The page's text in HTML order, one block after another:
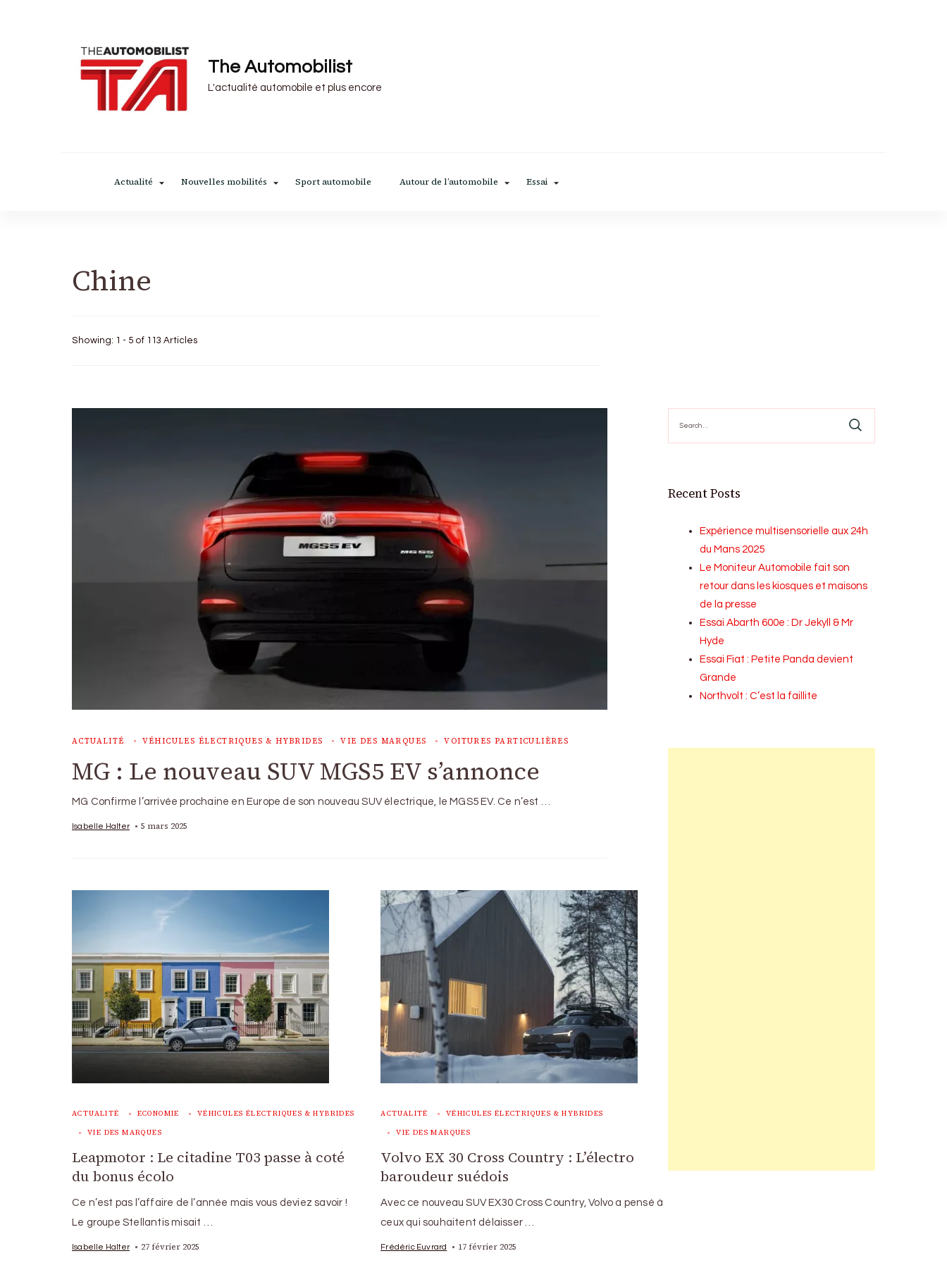
The Automobilist
L'actualité automobile et plus encore
Actualité Nouvelles mobilités Sport automobile Autour de l’automobile Essai
Chine
Showing: 1 - 5 of 113 Articles
ACTUALITÉ VÉHICULES ÉLECTRIQUES & HYBRIDES VIE DES MARQUES VOITURES PARTICULIÈRES
MG : Le nouveau SUV MGS5 EV s’annonce
MG Confirme l’arrivée prochaine en Europe de son nouveau SUV électrique, le MGS5 EV. Ce n’est …
Isabelle Halter 5 mars 2025
ACTUALITÉ ECONOMIE VÉHICULES ÉLECTRIQUES & HYBRIDES
VIE DES MARQUES
Leapmotor : Le citadine T03 passe à coté
du bonus écolo
Ce n’est pas l’affaire de l’année mais vous deviez savoir !
Le groupe Stellantis misait …
Isabelle Halter 27 février 2025
ACTUALITÉ VÉHICULES ÉLECTRIQUES & HYBRIDES
VIE DES MARQUES
Volvo EX 30 Cross Country : L’électro
baroudeur suédois
Avec ce nouveau SUV EX30 Cross Country, Volvo a pensé à
ceux qui souhaitent délaisser …
Frédéric Euvrard 17 février 2025
for:
Recent Posts
Expérience multisensorielle aux 24h
du Mans 2025
Le Moniteur Automobile fait son
retour dans les kiosques et maisons
de la presse
Essai Abarth 600e : Dr Jekyll & Mr
Hyde
Essai Fiat : Petite Panda devient
Grande
Northvolt : C’est la faillite